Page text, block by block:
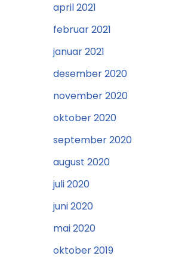
april 2021
februar 2021
januar 2021
desember 2020
november 2020
oktober 2020
september 2020
august 2020
juli 2020
juni 2020
mai 2020
oktober 2019